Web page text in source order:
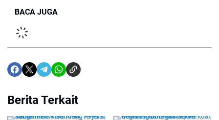
BACA JUGA
Berita Terkait